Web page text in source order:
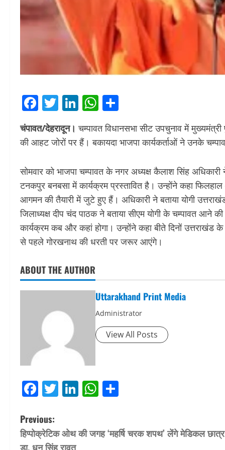
Facebook
Twitter
LinkedIn
WhatsApp
चंपावत/देहरादून। चम्पावत विधानसभा सीट उपचुनाव में
की आहट जोरों पर हैं। बकायदा भाजपा कार्यकर्ताओं ने उनके
सोमवार को भाजपा चम्पावत के नगर अध्यक्ष कैलाश सिंह अधिकारी
टनकपुर बनबसा में कार्यक्रम प्रस्तावित है। उन्होंने कहा
आगमन की तैयारी में जुटे हुए हैं। अधिकारी ने बताया योगी
जिलाध्यक्ष दीप चंद पाठक ने बताया सीएम योगी के चम्पावत आने
कार्यक्रम कब और कहां होगा। उन्होंने कहा बीते दिनों उत्तराखंड
से पहले गोरखनाथ की धरती पर जरूर आएंगे।
ABOUT THE AUTHOR
Uttarakhand Print Media
Administrator
View All Posts
Facebook
Twitter
LinkedIn
WhatsApp
P
o
Previous:
हिप्पोक्रेटिक ओथ की जगह ‘महर्षि चरक शपथ’ लेंगे मेडिकल
डा. धन सिंह रावत